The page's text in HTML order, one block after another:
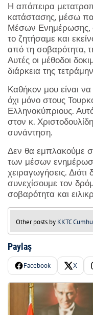
Η απόπειρα
κατάστασης, μέσω
Μέσων Ενημέρωσης,
το ζητήσαμε και
από τη σοβαρότητα,
Αυτές οι μέθοδοι
διάρκεια της
Καθήκον μου είναι
όχι μόνο στους
Ελληνοκύπριους.
στον κ.
συνάντηση.
Δεν θα εμπλακούμε
των μέσων
χειραγωγήσεις.
συνεχίσουμε τον
σοβαρότητα και
Other posts by KKTC
Paylaş
Facebook X